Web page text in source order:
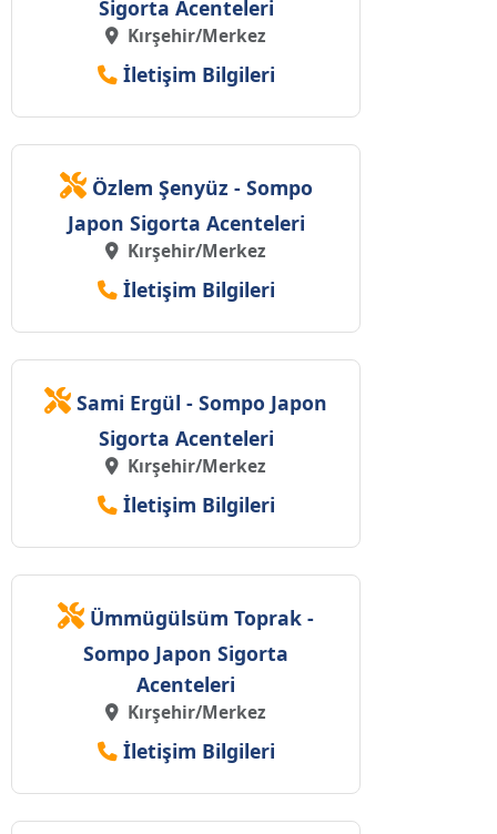
Sigorta Acenteleri
Kırşehir/Merkez
İletişim Bilgileri
Özlem Şenyüz - Sompo
Japon Sigorta Acenteleri
Kırşehir/Merkez
İletişim Bilgileri
Sami Ergül - Sompo Japon
Sigorta Acenteleri
Kırşehir/Merkez
İletişim Bilgileri
Ümmügülsüm Toprak -
Sompo Japon Sigorta
Acenteleri
Kırşehir/Merkez
İletişim Bilgileri